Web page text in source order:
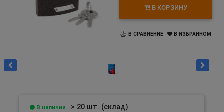
В КОРЗИНУ
В СРАВНЕНИЕ В ИЗБРАННОМ
В наличии > 20 шт. (склад)